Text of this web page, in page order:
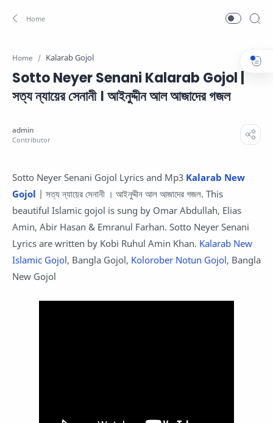
Home Kalarab Gojol
Sotto Neyer Senani Kalarab Gojol |
সত্য ন্যায়ের সেনানী । আইনুদ্দীন আল আজাদের গজল
Sotto Neyer Senani Gojol Lyrics and Mp3 Kalarab New
Gojol | সত্য ন্যায়ের সেনানী । আইনুদ্দীন আল আজাদের গজল. This
beautiful Islamic gojol is sung by Omar Abdullah, Elias
Amin, Abir Hasan & Emranul Farhan. Sotto Neyer Senani
Lyrics are written by Kobi Ruhul Amin Khan. Kalarab New
Islamic Gojol, Bangla Gojol, Kolorober Notun Gojol, Bangla
New Gojol